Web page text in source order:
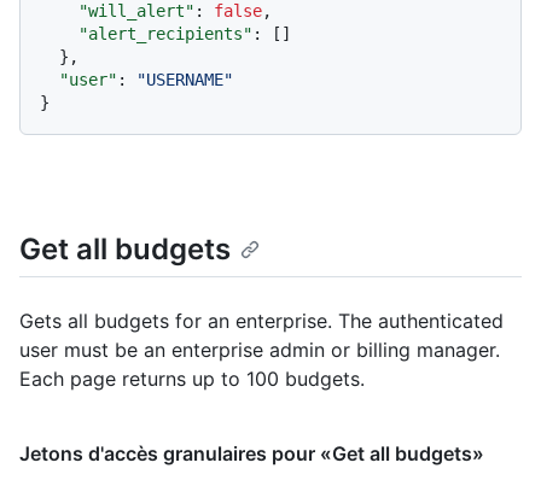
"will_alert" : false,
"alert_recipients" : [ ]
} ,
"user" :
"USERNAME"
}
Get all budgets
Gets all budgets for an enterprise. The authenticated
user must be an enterprise admin or billing manager.
Each page returns up to 100 budgets.
Jetons d'accès granulaires pour «Get all budgets»